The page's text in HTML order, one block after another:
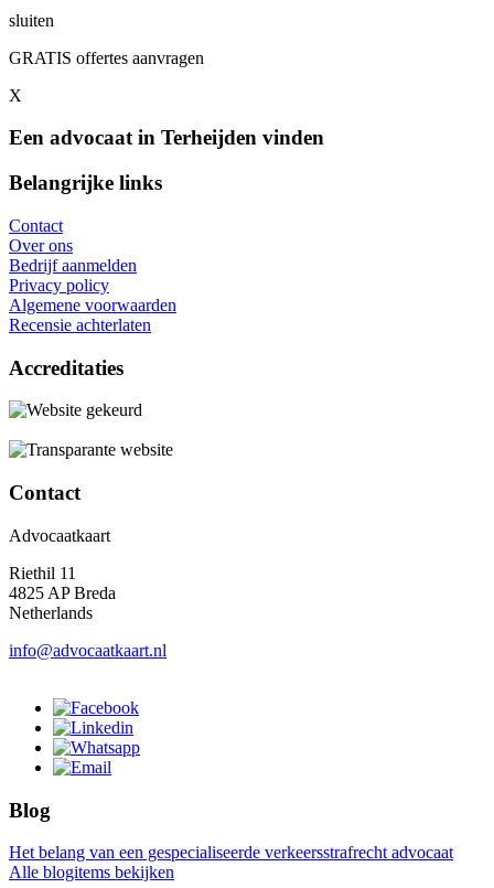
sluiten
GRATIS offertes aanvragen
X
Een advocaat in Terheijden vinden
Belangrijke links
Contact
Over ons
Bedrijf aanmelden
Privacy policy
Algemene voorwaarden
Recensie achterlaten
Accreditaties
Contact
Advocaatkaart
Riethil 11
4825 AP Breda
Netherlands
info@advocaatkaart.nl
Blog
Het belang van een gespecialiseerde verkeersstrafrecht advocaat
Alle blogitems bekijken